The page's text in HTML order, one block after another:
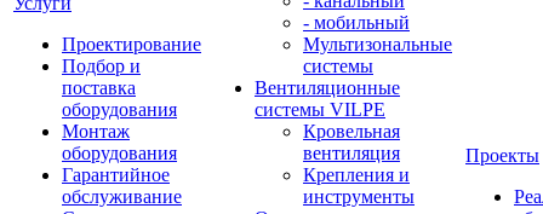
Проектирование
Подбор и
поставка
оборудования
Монтаж
оборудования
Гарантийное
обслуживание
- мобильный
Мультизональные
системы
Вентиляционные
системы VILPE
Кровельная
вентиляция
Крепления и
инструменты
Проекты